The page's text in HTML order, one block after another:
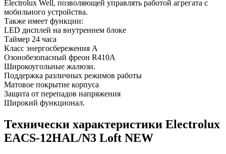
Electrolux Well, позволяющей управлять работой агрегата с
мобильного устройства.
Также имеет функции:
LED дисплей на внутреннем блоке
Таймер 24 часа
Класс энергосбережения А
Озонобезопасный фреон R410A
Широкоугольные жалюзи.
Поддержка различных режимов работы
Матовое покрытие корпуса
Защита от перепадов напряжения
Широкий функционал.
Технически характеристики Electrolux
EACS-12HAL/N3 Loft NEW